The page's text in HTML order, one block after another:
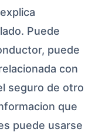
Puede
puede
con
seguro de otro
que
puede usarse